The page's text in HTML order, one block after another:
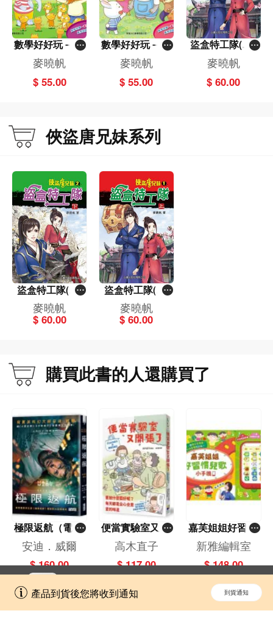
產品到貨後您將收到通知 到貨通知
數學好好玩－拔
河大戰－數字和
數量
麥曉帆
$ 55.00
數學好好玩－大
象先生蓋房子－
空間
麥曉帆
$ 55.00
盜盒特工隊(上)
[俠盜唐兄妹]
麥曉帆
$ 60.00
俠盜唐兄妹系列
盜盒特工隊(下)
[俠盜唐兄妹]
麥曉帆
$ 60.00
盜盒特工隊(上)
[俠盜唐兄妹]
麥曉帆
$ 60.00
購買此書的人還購買了
極限返航（電影
書衣典藏版）
（獨家收錄作者
訪談）
安迪．威爾
$ 160.00
便當實驗室又開
張了——日日和
特別日的菜單挑
戰記
高木直子
$ 117.00
嘉芙姐姐好習慣
兒歌小手機
新雅編輯室
$ 148.00
擁抱更全面的購物和文化體驗。
開啟